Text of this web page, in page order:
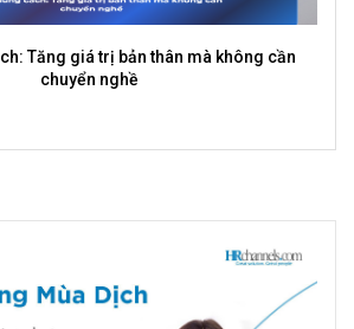
thế nhân viên toàn thời gian không?